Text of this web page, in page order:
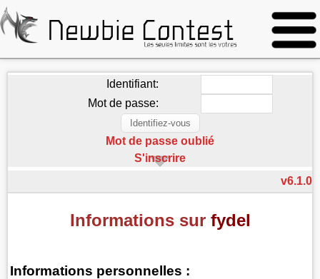
Identifiant:
Mot de passe:
Mot de passe oublié
S'inscrire
v6.1.0
Informations sur fydel
Informations personnelles :